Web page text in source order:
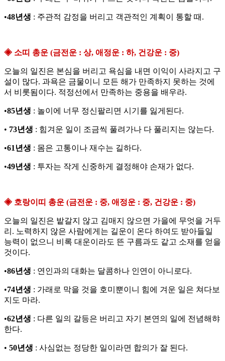
•48년생 : 주관적 감정을 버리고 객관적인 계획이 통할 때.
◈ 소띠 총운 (금전운 : 상, 애정운 : 하, 건강운 : 중)
오늘의 일진은 본심을 버리고 욕심을 내면 이익이 사라지고 구
설이 많다. 과욕은 금물이니 모든 해가 만족하지 못하는 것에
서 비롯됨이다. 적정선에서 만족하는 중용을 배우라.
•85년생 : 놀이에 너무 정신팔리면 시기를 잃게된다.
• 73년생 : 힘겨운 일이 조금씩 풀려가나 다 풀리지는 않는다.
•61년생 : 몸은 고통이나 재수는 길하다.
•49년생 : 투자는 작게 신중하게 결정해야 손재가 없다.
◈ 호랑이띠 총운 (금전운 : 중, 애정운 : 중, 건강운 : 중)
오늘의 일진은 밭갈지 않고 김매지 않으면 가을에 무엇을 거두
리. 노력하지 않은 사람에게는 길운이 온다 하여도 받아들일
능력이 없으니 비록 대운이라도 뜬 구름과도 같고 소재를 얻을
것이다.
•86년생 : 연인과의 대화는 달콤하나 인연이 아니로다.
•74년생 : 가래로 막을 것을 호미뿐이니 힘에 겨운 일은 쳐다보
지도 마라.
•62년생 : 다른 일의 갈등은 버리고 자기 본연의 일에 전념해햐
한다.
• 50년생 : 사심없는 정당한 일이라면 합의가 잘 된다.